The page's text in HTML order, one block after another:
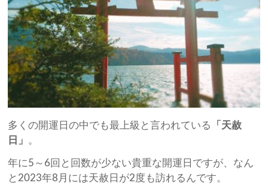
多くの開運日の中でも最上級と言われている
「天赦
日」 。
年に5～6回と回数が少ない貴重な開運日ですが、なん
と2023年8月には天赦日が2度も訪れるんです。